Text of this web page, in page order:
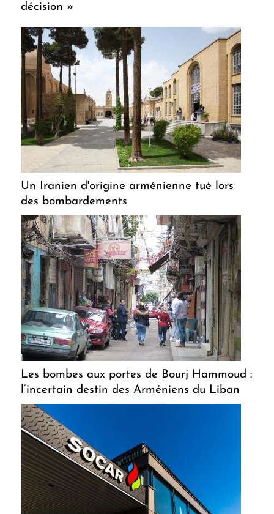
décision »
Un Iranien d'origine arménienne tué lors
des bombardements
Les bombes aux portes de Bourj Hammoud :
l’incertain destin des Arméniens du Liban